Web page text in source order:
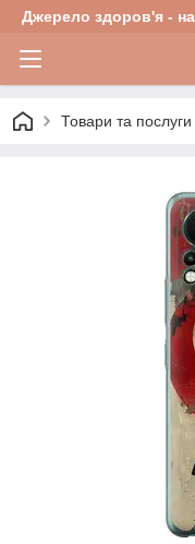
Джерело здоров'я -
Товари та послуги